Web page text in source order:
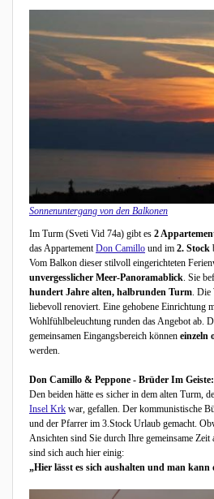
Sonnenuntergang von den Balkonen
Im Turm (Sveti Vid 74a) gibt es 2
das AppartementDon Camillo und im 2. Stock
Vom Balkon dieser stilvoll eingerichteten
unvergesslicher Meer-Panoramablick. Sie
hundert Jahre alten, halbrunden Turm. Die
liebevoll renoviert. Eine gehobene Einrichtung
Wohlfühlbeleuchtung runden das Angebot ab.
gemeinsamen Eingangsbereich können einzeln
werden.
Don Camillo & Peppone - Brüder Im Geiste:
Den beiden hätte es sicher in dem alten Turm,
Insel Krk war, gefallen. Der kommunistische
und der Pfarrer im 3.Stock Urlaub gemacht.
Ansichten sind Sie durch Ihre gemeinsame Zeit
sind sich auch hier einig:
„Hier lässt es sich aushalten und man kann